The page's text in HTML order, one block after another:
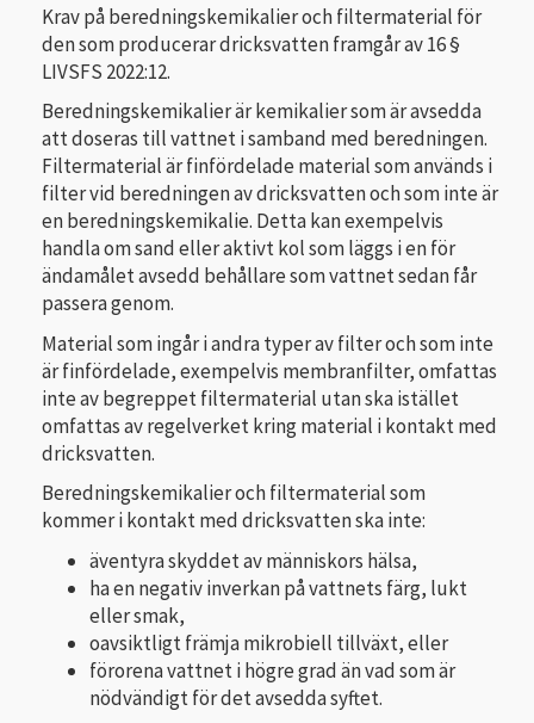
Krav på beredningskemikalier och filtermaterial för
den som producerar dricksvatten framgår av 16 §
LIVSFS 2022:12.
Beredningskemikalier är kemikalier som är avsedda
att doseras till vattnet i samband med beredningen.
Filtermaterial är finfördelade material som används i
filter vid beredningen av dricksvatten och som inte är
en beredningskemikalie. Detta kan exempelvis
handla om sand eller aktivt kol som läggs i en för
ändamålet avsedd behållare som vattnet sedan får
passera genom.
Material som ingår i andra typer av filter och som inte
är finfördelade, exempelvis membranfilter, omfattas
inte av begreppet filtermaterial utan ska istället
omfattas av regelverket kring material i kontakt med
dricksvatten.
Beredningskemikalier och filtermaterial som
kommer i kontakt med dricksvatten ska inte:
äventyra skyddet av människors hälsa,
ha en negativ inverkan på vattnets färg, lukt
eller smak,
oavsiktligt främja mikrobiell tillväxt, eller
förorena vattnet i högre grad än vad som är
nödvändigt för det avsedda syftet.